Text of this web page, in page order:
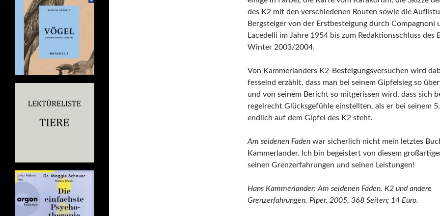
des K2 mit den verschiedenen Routen sowie die
Bergsteiger von der Erstbesteigung durch Compagnoni
Lacedelli im Jahre 1954 bis zum Redaktionsschluss des
Winter 2003/2004.
Von Kammerlanders K2-Besteigungsversuchen wird
fesselnd erzählt, dass man bei seinem Gipfelsieg so
und von seinem Bericht so mitgerissen wird, dass sich
regelrecht Glücksgefühle einstellten, als er bei seinem
endlich auf dem Gipfel des K2 steht.
Am seidenen Faden war sicherlich nicht mein letztes
Kammerlander. Ich bin begeistert von diesem
seinen Grenzerfahrungen und seinen Leistungen!
Hans Kammerlander: Am seidenen Faden. K2 und andere
Grenzerfahrungen. Piper, 2005, 368 Seiten; 14 Euro.